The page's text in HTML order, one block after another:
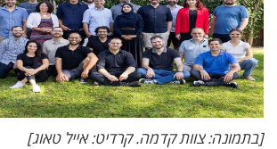
[בתמונה: צוות קדמה. קרדיט: אייל טאוג]